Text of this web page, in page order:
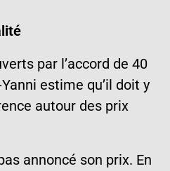
par l’accord de 40
estime qu’il doit y
autour des prix
annoncé son prix. En